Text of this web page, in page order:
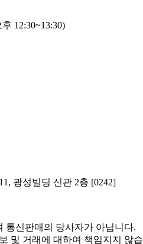
12:30~13:30)
광성빌딩 신관 2층 [0242]
통신판매의 당사자가 아닙니다.
및 거래에 대하여 책임지지 않습